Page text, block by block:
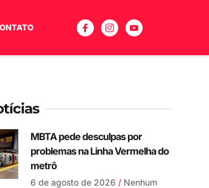
MBTA pede desculpas por
problemas na Linha Vermelha do
metrô
6 de agosto de 2026 Nenhum